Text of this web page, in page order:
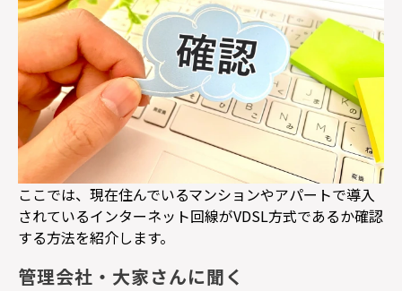
ここでは、現在住んでいるマンションやアパートで導入
されているインターネット回線がVDSL方式であるか確認
する方法を紹介します。
管理会社・大家さんに聞く